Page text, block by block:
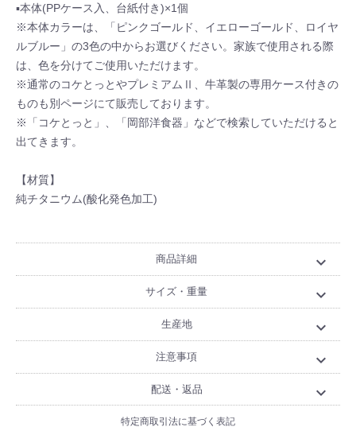
▪本体(PPケース入、台紙付き)×1個
※本体カラーは、「ピンクゴールド、イエローゴールド、ロイヤ
ルブルー」の3色の中からお選びください。家族で使用される際
は、色を分けてご使用いただけます。
※通常のコケとっとやプレミアムⅡ、牛革製の専用ケース付きの
ものも別ページにて販売しております。
※「コケとっと」、「岡部洋食器」などで検索していただけると
出てきます。
【材質】
純チタニウム(酸化発色加工)
商品詳細 expand_more
サイズ・重量 expand_more
生産地 expand_more
注意事項 expand_more
配送・返品 expand_more
特定商取引法に基づく表記